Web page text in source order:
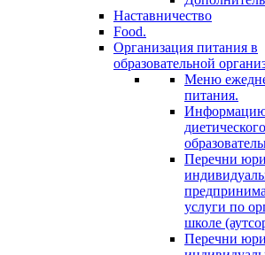
Наставничество
Food.
Организация питания в
образовательной
Меню
питания.
Перечни
услуги по
школе
Перечни